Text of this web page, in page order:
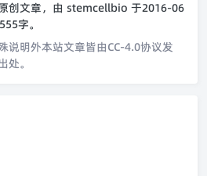
创文章，由 stemcellbio 于2016-06
字。
说明外本站文章皆由CC-4.0协议发
处。